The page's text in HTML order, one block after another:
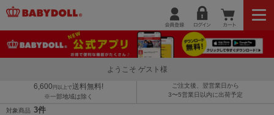
ようこそ ゲスト様
6,600 円以上で送料無料!
※一部地域は除く
ご注文後、翌営業日から
3〜5営業日以内に出荷予定
対象商品 3件